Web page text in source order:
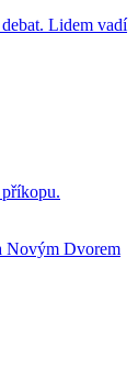
Lidem vadí
Novým Dvorem